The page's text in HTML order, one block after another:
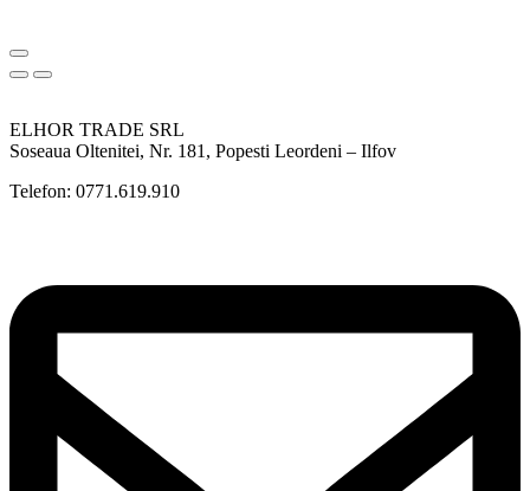
ELHOR TRADE SRL
Soseaua Oltenitei, Nr. 181, Popesti Leordeni – Ilfov
Telefon: 0771.619.910